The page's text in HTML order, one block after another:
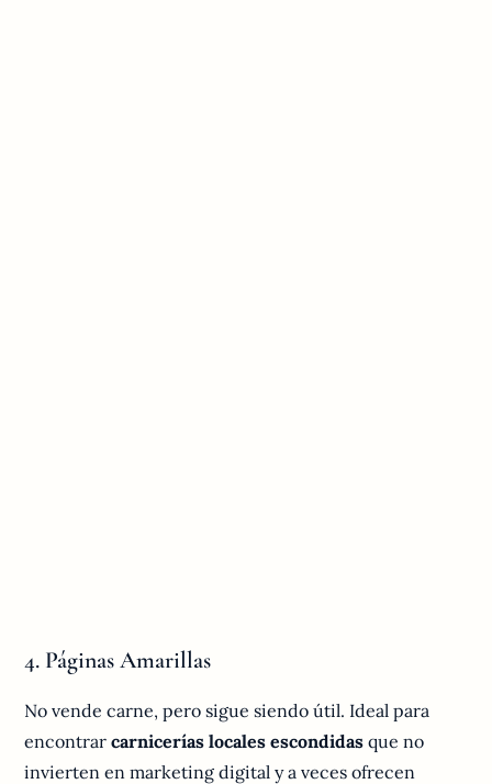
4. Páginas Amarillas
No vende carne, pero sigue siendo útil. Ideal para
encontrarcarnicerías locales escondidas que no
invierten en marketing digital y a veces ofrecen